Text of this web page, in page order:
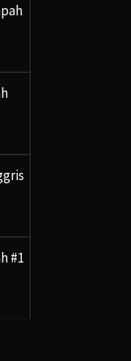
#1